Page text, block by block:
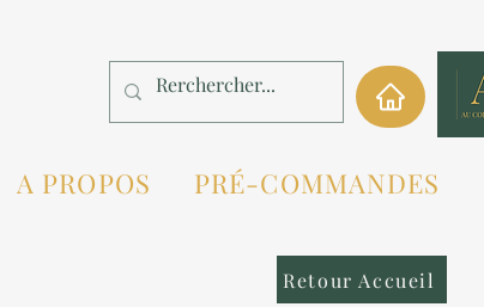
A PROPOS PRÉ-COMMANDES
Retour Accueil